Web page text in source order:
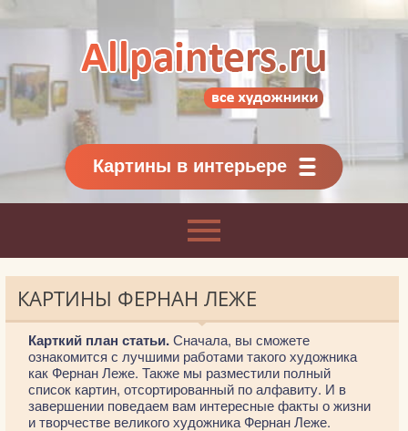
Картины классиков
и современников
Картины в интерьере
КАРТИНЫ ФЕРНАН ЛЕЖЕ
Карткий план статьи.Сначала, вы сможете
ознакомится с лучшими работами такого художника
как Фернан Леже. Также мы разместили полный
список картин, отсортированный по алфавиту. И в
завершении поведаем вам интересные факты о жизни
и творчестве великого художника Фернан Леже.